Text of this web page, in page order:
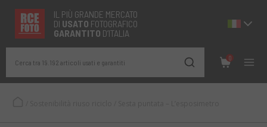
IL PIÙ GRANDE MERCATO
DI USATO FOTOGRAFICO
GARANTITO D’ITALIA
Cerca tra 19.192 articoli usati e garantiti
0